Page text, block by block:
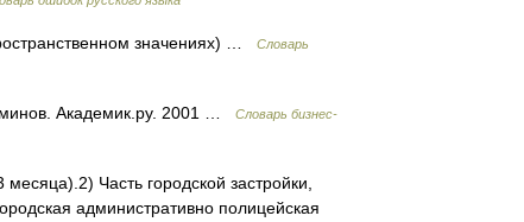
значениях) …
Словарь
Академик.ру. 2001 …
Словарь бизнес-
Часть городской застройки,
административно полицейская